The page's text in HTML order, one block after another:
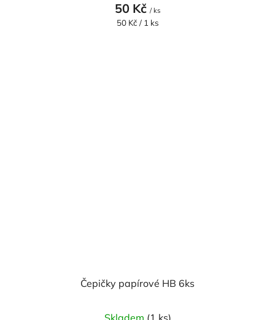
50 Kč / ks
Měrná
50 Kč / 1 ks
Čepičky papírové HB 6ks